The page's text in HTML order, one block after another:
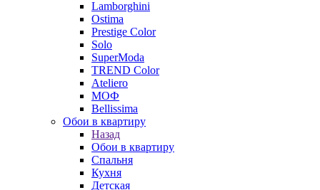
Lamborghini
Ostima
Prestige Color
Solo
SuperModa
TREND Color
Ateliero
МОФ
Bellissima
Обои в квартиру
Назад
Обои в квартиру
Спальня
Кухня
Детская